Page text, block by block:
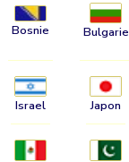
Bosnie Bulgarie
Israel Japon